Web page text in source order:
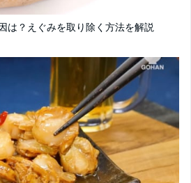
は？えぐみを取り除く方法を解説